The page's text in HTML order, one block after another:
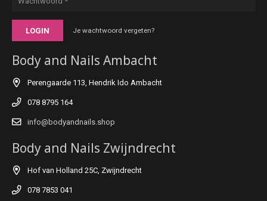
LOGIN Je wachtwoord vergeten?
Body and Nails Ambacht
Perengaarde 113, Hendrik Ido Ambacht
078 8795 164
info@bodyandnails.shop
Body and Nails Zwijndrecht
Hof van Holland 25C, Zwijndrecht
078 7853 041